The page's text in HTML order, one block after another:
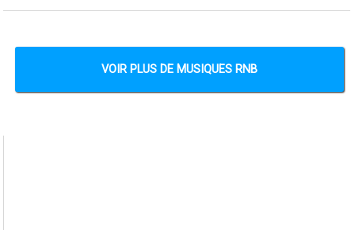
VOIR PLUS DE MUSIQUES RNB